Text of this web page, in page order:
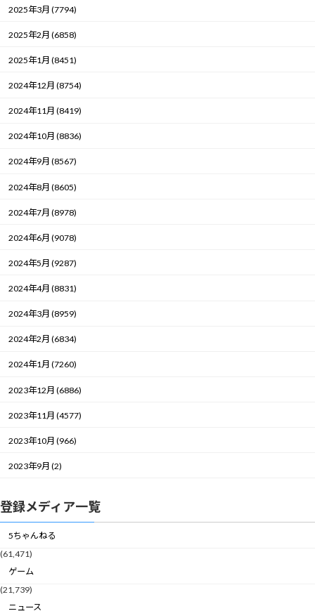
2025年3月 (7794)
2025年2月 (6858)
2025年1月 (8451)
2024年12月 (8754)
2024年11月 (8419)
2024年10月 (8836)
2024年9月 (8567)
2024年8月 (8605)
2024年7月 (8978)
2024年6月 (9078)
2024年5月 (9287)
2024年4月 (8831)
2024年3月 (8959)
2024年2月 (6834)
2024年1月 (7260)
2023年12月 (6886)
2023年11月 (4577)
2023年10月 (966)
2023年9月 (2)
登録メディア一覧
5ちゃんねる
(61,471)
ゲーム
(21,739)
ニュース